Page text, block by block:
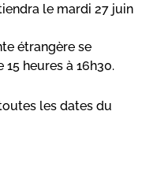
le mardi 27 juin
étrangère se
heures à 16h30.
les dates du